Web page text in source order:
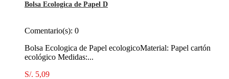
Bolsa Ecologica de Papel D
Comentario(s): 0
Bolsa Ecologica de Papel ecologicoMaterial: Papel cartón
ecológico Medidas:...
S/. 5,09